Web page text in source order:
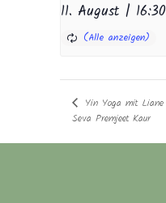
11. August | 16:30
Yin Yoga mit Liane
Seva Premjeet Kaur